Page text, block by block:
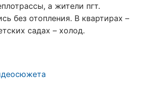
а жители пгт.
без отопления. В квартирах –
садах – холод.